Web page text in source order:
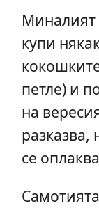
Миналият
купи
петле) и
на
разказва,
се